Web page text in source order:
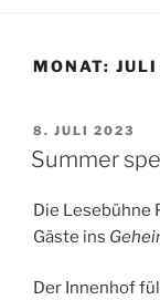
MONAT:
AM
8. JULI 2023
Summer
Die Lesebühne
Gäste ins
Der Innenhof